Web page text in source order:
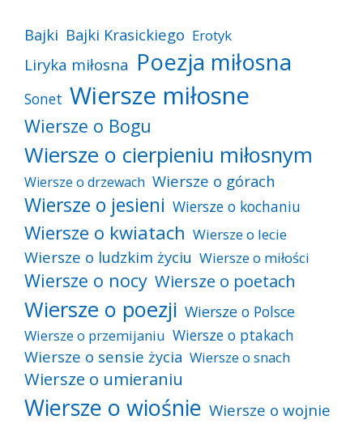
Bajki Bajki Krasickiego Erotyk
Liryka miłosna Poezja miłosna
Sonet Wiersze miłosne
Wiersze o Bogu
Wiersze o cierpieniu miłosnym
Wiersze o drzewach Wiersze o górach
Wiersze o jesieni Wiersze o kochaniu
Wiersze o kwiatach Wiersze o lecie
Wiersze o ludzkim życiu Wiersze o miłości
Wiersze o nocy Wiersze o poetach
Wiersze o poezji Wiersze o Polsce
Wiersze o przemijaniu Wiersze o ptakach
Wiersze o sensie życia Wiersze o snach
Wiersze o umieraniu
Wiersze o wiośnie Wiersze o wojnie